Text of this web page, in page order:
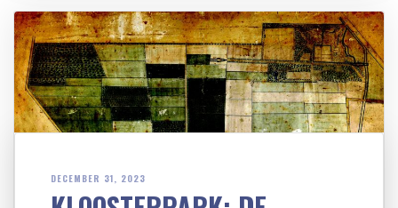
DECEMBER 31, 2023